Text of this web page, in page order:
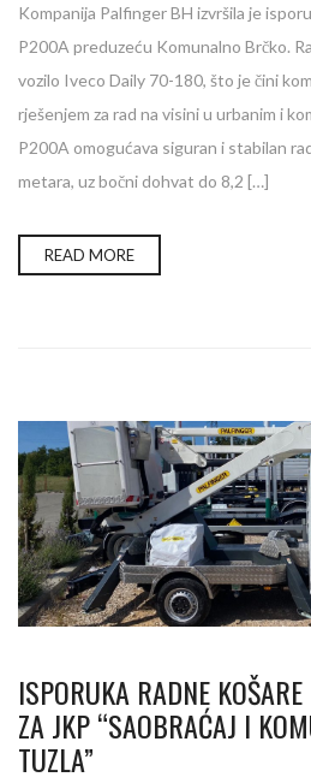
Kompanija Palfinger BH izvršila je
P200A preduzeću Komunalno Brčko.
vozilo Iveco Daily 70-180, što je čini
rješenjem za rad na visini u urbanim i
P200A omogućava siguran i stabilan
metara, uz bočni dohvat do 8,2 […]
READ MORE
ISPORUKA RADNE
ZA JKP “SAOBRAĆAJ I
TUZLA”